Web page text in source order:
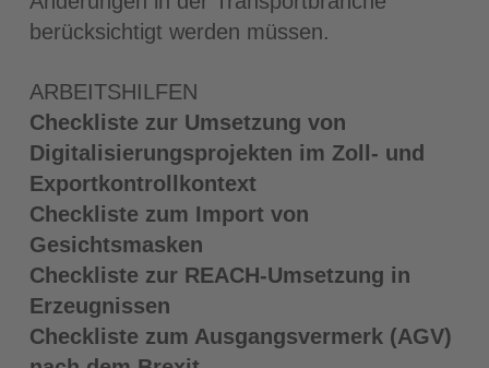
berücksichtigt werden müssen.
ARBEITSHILFEN
Checkliste zur Umsetzung von
Digitalisierungsprojekten im Zoll- und
Exportkontrollkontext
Checkliste zum Import von
Gesichtsmasken
Checkliste zur REACH-Umsetzung in
Erzeugnissen
Checkliste zum Ausgangsvermerk (AGV)